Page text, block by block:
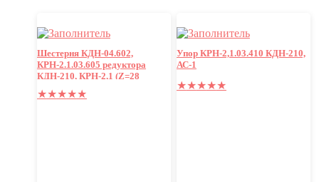
Шестерня КДН-04.602,
КРН-2.1.03.605 редуктора
КДН-210, КРН-2,1 (Z=28
коническая)
★★★★★
Упор КРН-2,1.03.410 КДН-210,
АС-1
★★★★★